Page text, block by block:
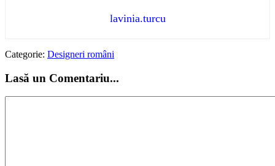
lavinia.turcu
Categorie: Designeri români
Lasă un Comentariu...